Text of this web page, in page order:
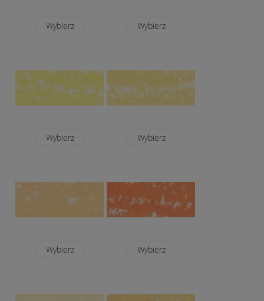
Wybierz Wybierz
Wybierz Wybierz
Wybierz Wybierz